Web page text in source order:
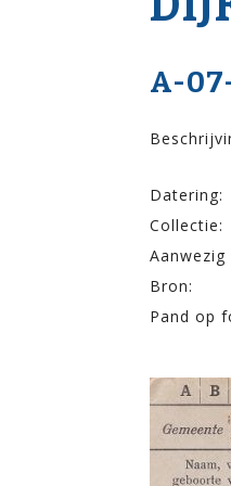
A-
Datering:
Collectie:
Aanwezig
Bron:
Pand op